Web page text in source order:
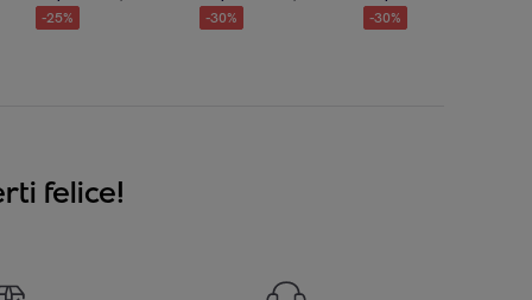
-25% -30% -30%
felice!